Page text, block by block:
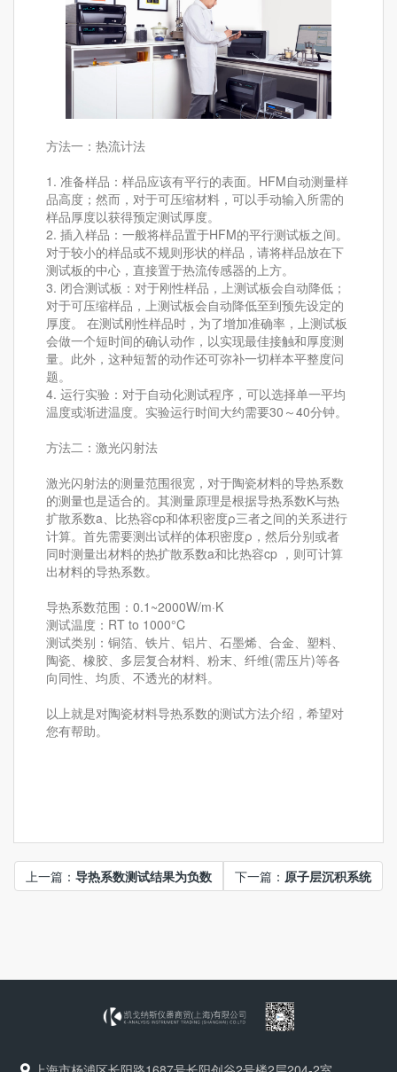
方法一：热流计法
1. 准备样品：样品应该有平行的表面。HFM自动测量样
品高度；然而，对于可压缩材料，可以手动输入所需的
样品厚度以获得预定测试厚度。
2. 插入样品：一般将样品置于HFM的平行测试板之间。
对于较小的样品或不规则形状的样品，请将样品放在下
测试板的中心，直接置于热流传感器的上方。
3. 闭合测试板：对于刚性样品，上测试板会自动降低；
对于可压缩样品，上测试板会自动降低至到预先设定的
厚度。 在测试刚性样品时，为了增加准确率，上测试板
会做一个短时间的确认动作，以实现最佳接触和厚度测
量。此外，这种短暂的动作还可弥补一切样本平整度问
题。
4. 运行实验：对于自动化测试程序，可以选择单一平均
温度或渐进温度。实验运行时间大约需要30～40分钟。
方法二：激光闪射法
激光闪射法的测量范围很宽，对于陶瓷材料的导热系数
的测量也是适合的。其测量原理是根据导热系数K与热
扩散系数a、比热容cp和体积密度ρ三者之间的关系进行
计算。首先需要测出试样的体积密度ρ，然后分别或者
同时测量出材料的热扩散系数a和比热容cp ，则可计算
出材料的导热系数。
导热系数范围：0.1~2000W/m·K
测试温度：RT to 1000°C
测试类别：铜箔、铁片、铝片、石墨烯、合金、塑料、
陶瓷、橡胶、多层复合材料、粉末、纤维(需压片)等各
向同性、均质、不透光的材料。
以上就是对陶瓷材料导热系数的测试方法介绍，希望对
您有帮助。
上一篇： 导热系数测试结果为负数 下一篇： 原子层沉积系统